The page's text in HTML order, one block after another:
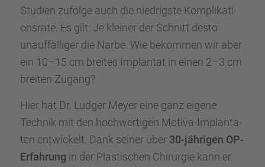
Studien zufolge auch die niedrigste Kompli­ka­ti­
ons­rate. Es gilt: Je kleiner der Schnitt desto
unauf­fäl­li­ger die Narbe. Wie bekom­men wir aber
ein 10–15 cm breites Implan­tat in einen 2–3 cm
breiten Zugang?
Hier hat Dr. Ludger Meyer eine ganz eigene
Technik mit den hochwer­ti­gen Motiva-Implan­ta­
ten entwi­ckelt. Dank seiner über 30-jähri­gen OP-
Erfah­rung in der Plasti­schen Chirur­gie kann er